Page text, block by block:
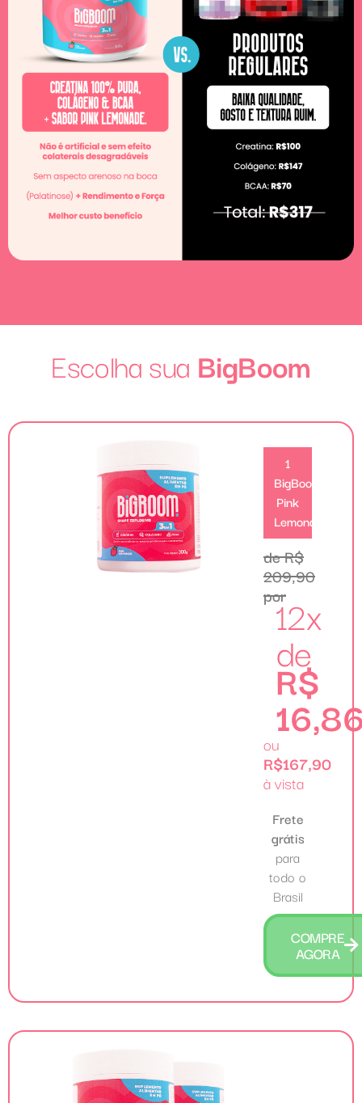
Escolha sua BigBoom
1
BigBoom
Pink
Lemonade
de R$
209,90
por12x
de
R$
ou
R$167,90
à vista
Frete
grátis
para
todo o
Brasil
COMPRE
AGORA